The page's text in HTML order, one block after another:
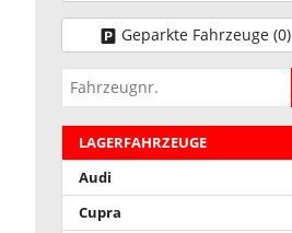
Geparkte Fahrzeuge (0)
Fahrzeugnr.
LAGERFAHRZEUGE
Audi
Cupra